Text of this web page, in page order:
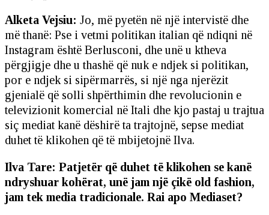
Alketa Vejsiu: Jo, më pyetën në një intervistë dhe
më thanë: Pse i vetmi politikan italian që ndiqni në
Instagram është Berlusconi, dhe unë u ktheva
përgjigje dhe u thashë që nuk e ndjek si politikan,
por e ndjek si sipërmarrës, si një nga njerëzit
gjenialë që solli shpërthimin dhe revolucionin e
televizionit komercial në Itali dhe kjo pastaj u trajtua
siç mediat kanë dëshirë ta trajtojnë, sepse mediat
duhet të klikohen që të mbijetojnë Ilva.
Ilva Tare: Patjetër që duhet të klikohen se kanë
ndryshuar kohërat, unë jam një çikë old fashion,
jam tek media tradicionale. Rai apo Mediaset?